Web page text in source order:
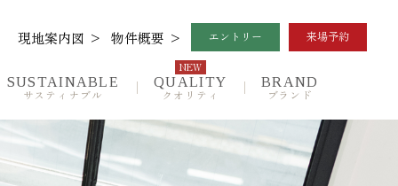
現地案内図 物件概要 エントリー 来場予約
SUSTAINABLE
サスティナブル
QUALITY
クオリティ
NEW
BRAND
ブランド
Location
ロケーション